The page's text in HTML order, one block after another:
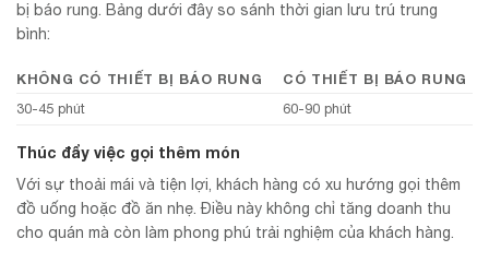
bị báo rung. Bảng dưới đây so sánh thời gian lưu trú trung
bình:
KHÔNG CÓ THIẾT BỊ BÁO RUNG
CÓ THIẾT BỊ BÁO RUNG
30-45 phút
60-90 phút
Thúc đẩy việc gọi thêm món
Với sự thoải mái và tiện lợi, khách hàng có xu hướng gọi thêm
đồ uống hoặc đồ ăn nhẹ. Điều này không chỉ tăng doanh thu
cho quán mà còn làm phong phú trải nghiệm của khách hàng.